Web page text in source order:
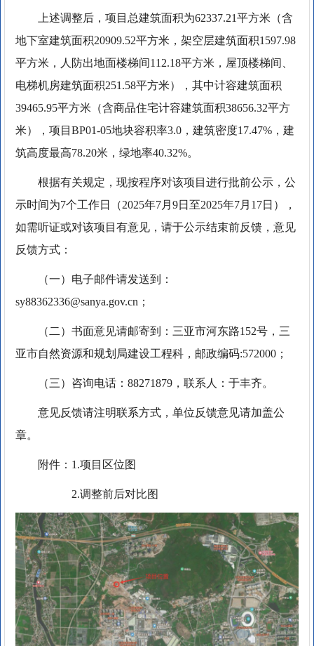
上述调整后，项目总建筑面积为62337.21平方米（含
地下室建筑面积20909.52平方米，架空层建筑面积1597.98
平方米，人防出地面楼梯间112.18平方米，屋顶楼梯间、
电梯机房建筑面积251.58平方米），其中计容建筑面积
39465.95平方米（含商品住宅计容建筑面积38656.32平方
米），项目BP01-05地块容积率3.0，建筑密度17.47%，建
筑高度最高78.20米，绿地率40.32%。
根据有关规定，现按程序对该项目进行批前公示，公
示时间为7个工作日（2025年7月9日至2025年7月17日），
如需听证或对该项目有意见，请于公示结束前反馈，意见
反馈方式：
（一）电子邮件请发送到：
sy88362336@sanya.gov.cn；
（二）书面意见请邮寄到：三亚市河东路152号，三
亚市自然资源和规划局建设工程科，邮政编码:572000；
（三）咨询电话：88271879，联系人：于丰齐。
意见反馈请注明联系方式，单位反馈意见请加盖公
章。
附件：1.项目区位图
2.调整前后对比图